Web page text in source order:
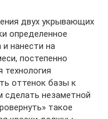
двух укрывающих
определенное
и нанести на
постепенно
технология
оттенок базы к
сделать незаметной
такое